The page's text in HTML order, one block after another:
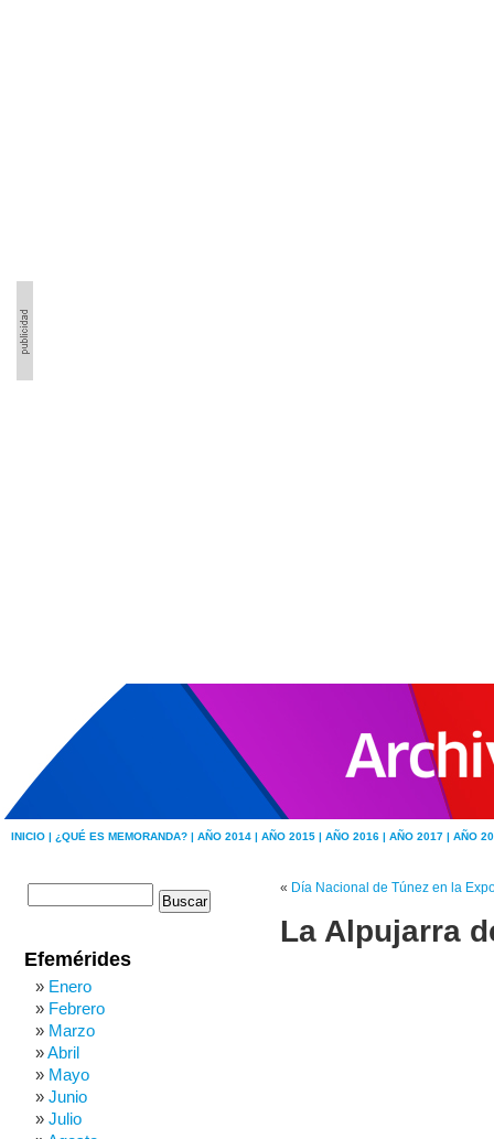
INICIO | ¿QUÉ ES MEMORANDA? | AÑO 2014 | AÑO 2015 | AÑO 2016 | AÑO 2017 | AÑO
« Día Nacional de Túnez en la
La Alpujarra
Efemérides
Enero
Febrero
Marzo
Abril
Mayo
Junio
Julio